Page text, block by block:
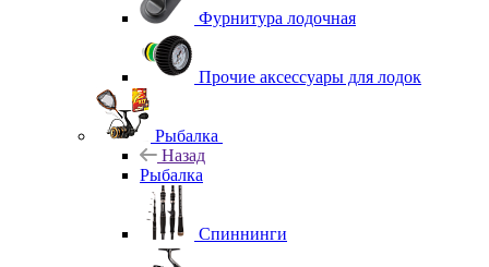
Фурнитура лодочная
Прочие аксессуары для лодок
Рыбалка
Назад
Рыбалка
Спиннинги